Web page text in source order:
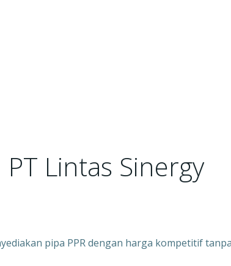
Lintas Sinergy
pipa PPR dengan harga kompetitif